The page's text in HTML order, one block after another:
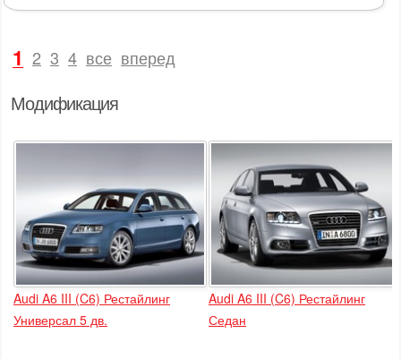
Модификация
Audi A6 III (C6) Рестайлинг
Универсал 5 дв.
Audi A6 III (C6) Рестайлинг
Седан
1 2 3 4 все вперед